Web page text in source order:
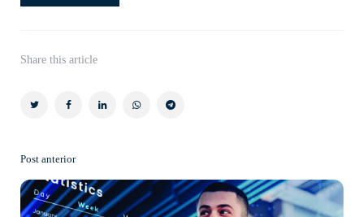
Share this article
navigation
Post anterior